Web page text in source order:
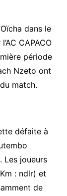
dans le
CAPACO
période
Nzeto ont
match.
défaite à
Les joueurs
: ndlr) et
de